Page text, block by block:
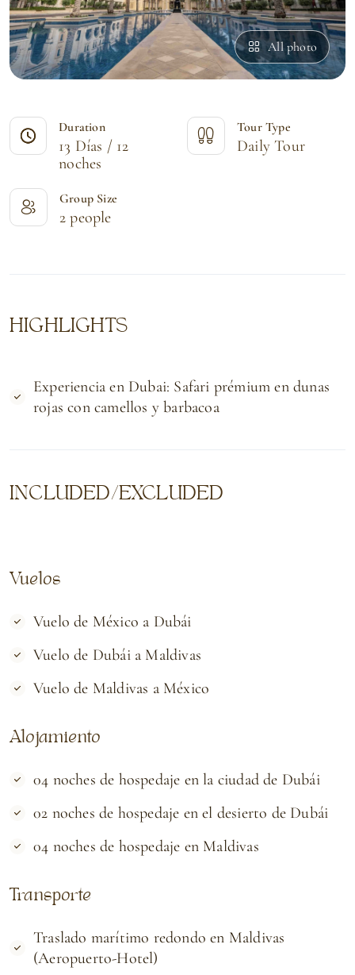
All photo
Duration
13 Días / 12
noches
Tour Type
Daily Tour
Group Size
2 people
HIGHLIGHTS
Experiencia en Dubai: Safari prémium en dunas
rojas con camellos y barbacoa
INCLUDED/EXCLUDED
Vuelos
Vuelo de México a Dubái
Vuelo de Dubái a Maldivas
Vuelo de Maldivas a México
Alojamiento
04 noches de hospedaje en la ciudad de Dubái
02 noches de hospedaje en el desierto de Dubái
04 noches de hospedaje en Maldivas
Transporte
Traslado marítimo redondo en Maldivas
(Aeropuerto-Hotel)